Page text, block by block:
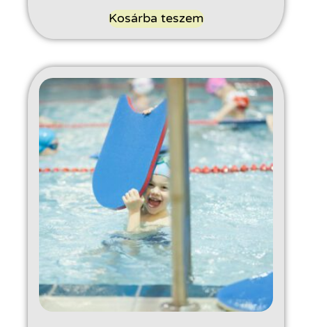
Kosárba teszem